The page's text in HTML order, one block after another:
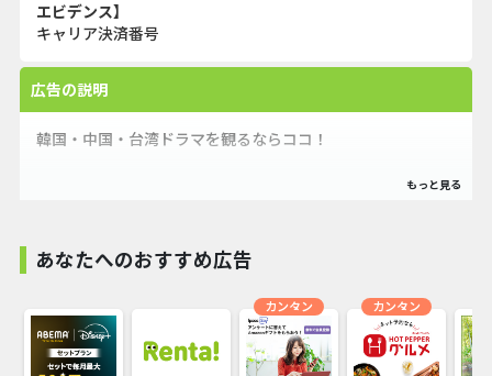
エビデンス】
キャリア決済番号
広告の説明
韓国・中国・台湾ドラマを観るならココ！
あなたへのおすすめ広告
カンタン カンタン